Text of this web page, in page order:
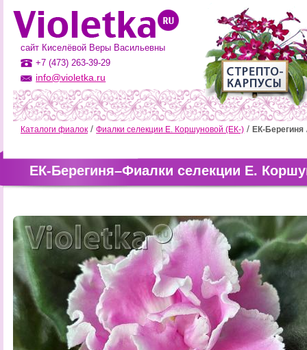
сайт Киселёвой Веры Васильевны
+7 (473) 263-39-29
info@violetka.ru
Каталоги фиалок Фиалки селекции Е. Коршуновой (ЕК-) ЕК-Берегиня
ЕК-Берегиня–Фиалки селекции Е.